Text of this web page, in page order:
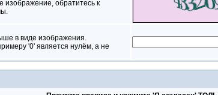
изображение, обратитесь к
в виде изображения.
'0' является нулём, а не